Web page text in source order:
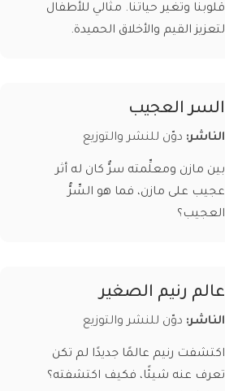
قلوبنا وتغير حياتنا. مثالي للأطفال
لتعزيز القيم والأخلاق الحميدة.
السر العجيب
الناشر: دوّن للنشر والتوزيع
بين مازن ومعلِّمته سرٌّ كان له أثر
عجيب على مازن، فما هو السِّرُّ
العجيب؟
عالم رنيم الصغير
الناشر: دوّن للنشر والتوزيع
اكتشفت رنيم عالمًا جديدًا لم تكن
تعرف عنه شيئًا، فكيف اكتشفته؟